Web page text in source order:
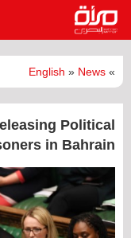
»
English » News
Political
in Bahrain